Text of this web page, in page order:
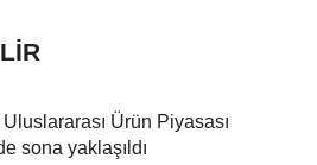
Ürün Piyasası
sona yaklaşıldı